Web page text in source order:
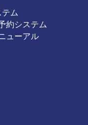
テム
約システム
ューアル